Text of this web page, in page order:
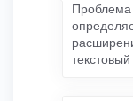
Проблема